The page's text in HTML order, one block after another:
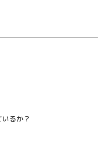
るか？